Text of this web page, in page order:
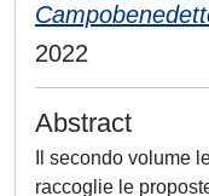
2022
Abstract
Il secondo volume
raccoglie le